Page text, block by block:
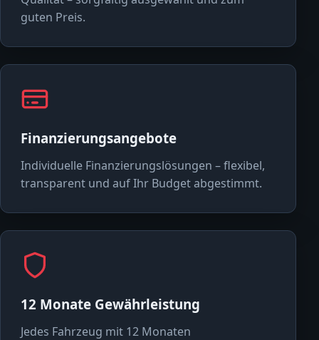
guten Preis.
Finanzierungsangebote
Individuelle Finanzierungslösungen – flexibel,
transparent und auf Ihr Budget abgestimmt.
12 Monate Gewährleistung
Jedes Fahrzeug mit 12 Monaten